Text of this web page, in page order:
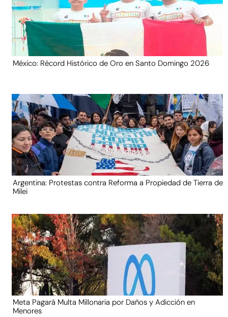
México: Récord Histórico de Oro en Santo Domingo 2026
Argentina: Protestas contra Reforma a Propiedad de Tierra de
Milei
Meta Pagará Multa Millonaria por Daños y Adicción en
Menores